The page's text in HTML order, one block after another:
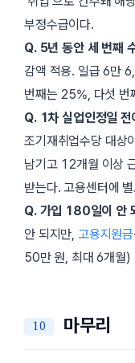
부정수급이다.
Q. 5년 동안 세 번째
감액 적용. 일급 6만
번째는 25%, 다섯 번
Q. 1차 실업인정일
조기재취업수당 대상
남기고 12개월 이상
받는다. 고용센터에
Q. 가입 180일이 안
안 되지만, 고용지원금
50만 원, 최대 6개월)
마무리